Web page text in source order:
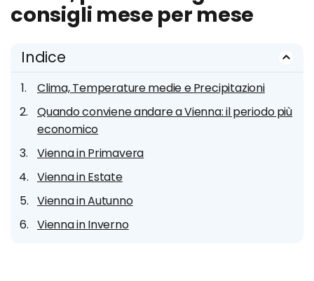
consigli mese per mese
Indice
Clima, Temperature medie e Precipitazioni
Quando conviene andare a Vienna: il periodo più
economico
Vienna in Primavera
Vienna in Estate
Vienna in Autunno
Vienna in Inverno